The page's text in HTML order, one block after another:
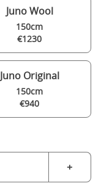
Juno Wool
150cm
€1230
Juno Original
150cm
€940
+